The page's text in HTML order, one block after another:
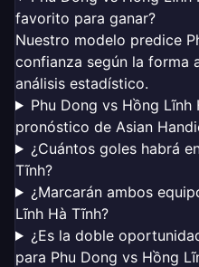
favorito para ganar?
Nuestro modelo predice
confianza según la forma
análisis estadístico.
Phu Dong vs Hồng Lĩnh
pronóstico de Asian
¿Cuántos goles habrá
Tĩnh?
¿Marcarán ambos
Lĩnh Hà Tĩnh?
¿Es la doble
para Phu Dong vs Hồng